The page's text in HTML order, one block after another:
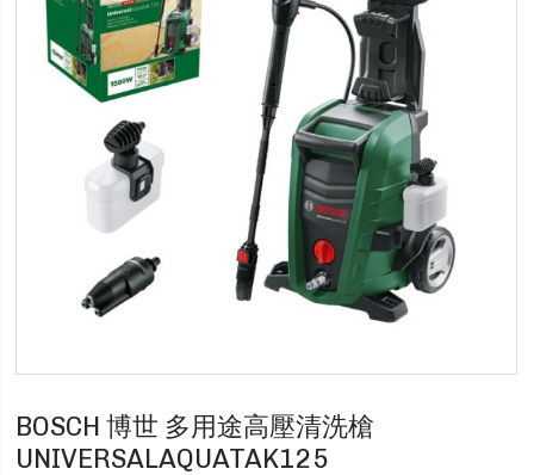
BOSCH 博世 多用途高壓清洗槍
UNIVERSALAQUATAK125